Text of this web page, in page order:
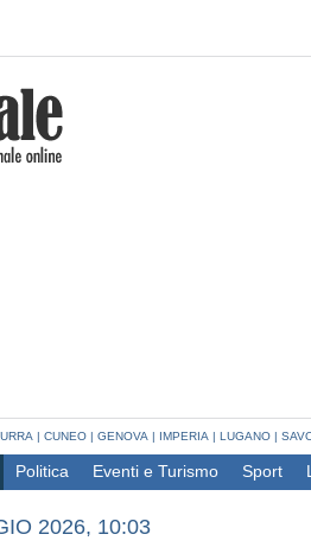
| CUNEO | GENOVA | IMPERIA | LUGANO |
Politica Eventi e Turismo Sport
2026, 10:03